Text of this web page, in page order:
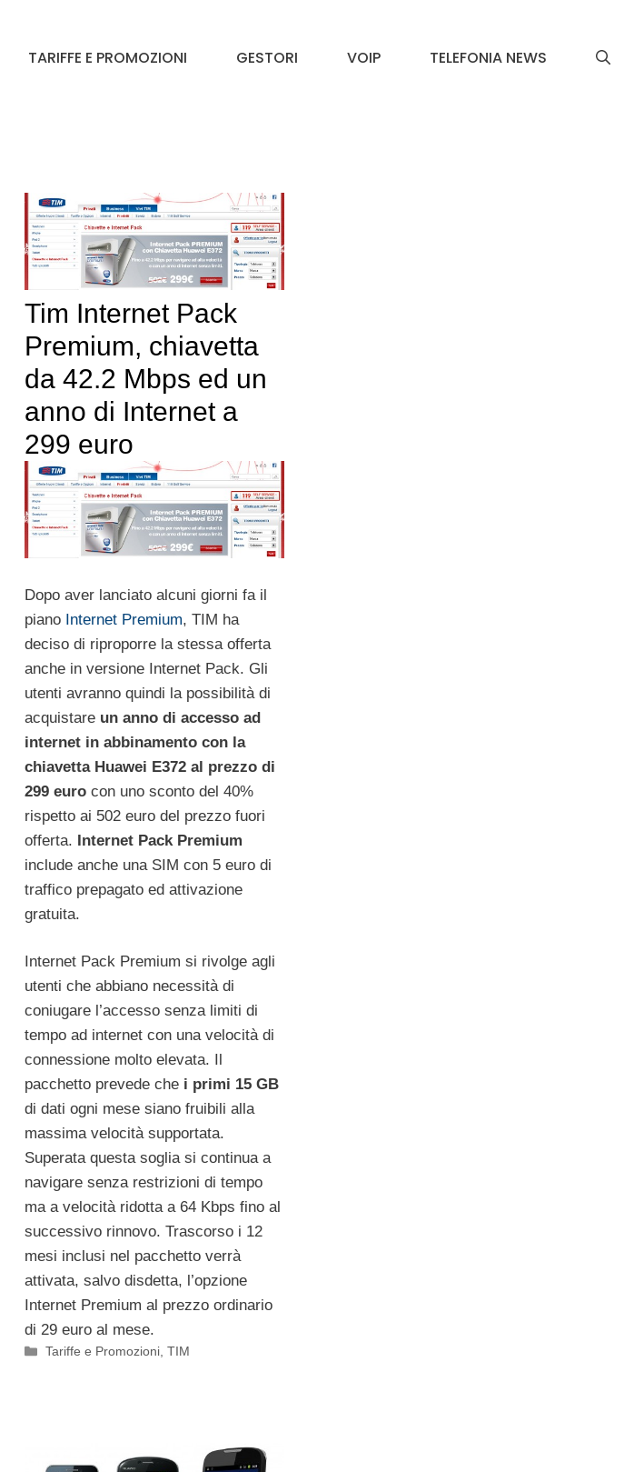
TARIFFE E PROMOZIONI GESTORI VOIP TELEFONIA NEWS
Tim Internet Pack
Premium, chiavetta
da 42.2 Mbps ed un
anno di Internet a
299 euro
Dopo aver lanciato alcuni giorni fa il
piano Internet Premium, TIM ha
deciso di riproporre la stessa offerta
anche in versione Internet Pack. Gli
utenti avranno quindi la possibilità di
acquistare un anno di accesso ad
internet in abbinamento con la
chiavetta Huawei E372 al prezzo di
299 eurocon uno sconto del 40%
rispetto ai 502 euro del prezzo fuori
offerta. Internet Pack Premium
include anche una SIM con 5 euro di
traffico prepagato ed attivazione
gratuita.
Internet Pack Premium si rivolge agli
utenti che abbiano necessità di
coniugare l’accesso senza limiti di
tempo ad internet con una velocità di
connessione molto elevata. Il
pacchetto prevede che i primi 15 GB
di dati ogni mese siano fruibili alla
massima velocità supportata.
Superata questa soglia si continua a
navigare senza restrizioni di tempo
ma a velocità ridotta a 64 Kbps fino al
successivo rinnovo. Trascorso i 12
mesi inclusi nel pacchetto verrà
attivata, salvo disdetta, l’opzione
Internet Premium al prezzo ordinario
di 29 euro al mese.
Categorie
Tariffe e Promozioni,TIM